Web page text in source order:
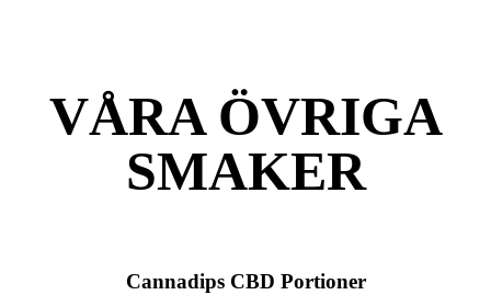
VÅRA ÖVRIGA
SMAKER
Cannadips CBD Portioner